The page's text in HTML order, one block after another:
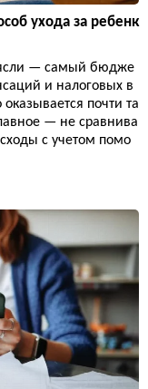
ухода за ребенк
ясли — самый бюдже
и налоговых в
почти та
— не сравнива
с учетом помо